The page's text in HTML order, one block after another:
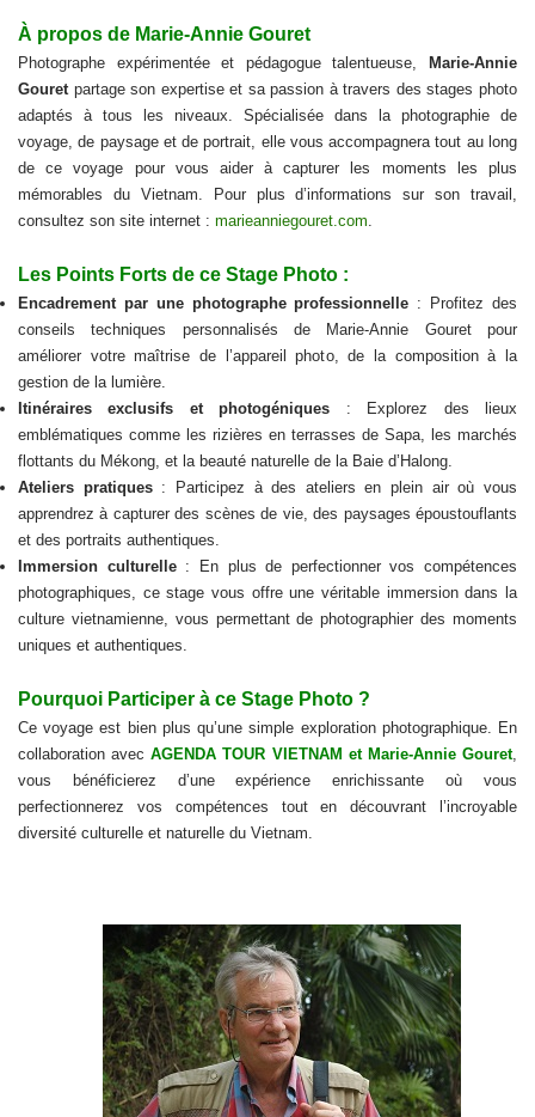
À propos de Marie-Annie Gouret
Photographe expérimentée et pédagogue talentueuse, Marie-Annie
Gouret partage son expertise et sa passion à travers des stages photo
adaptés à tous les niveaux. Spécialisée dans la photographie de
voyage, de paysage et de portrait, elle vous accompagnera tout au long
de ce voyage pour vous aider à capturer les moments les plus
mémorables du Vietnam. Pour plus d’informations sur son travail,
consultez son site internet : marieanniegouret.com
Les Points Forts de ce Stage Photo :
Encadrement par une photographe professionnelle : Profitez des
conseils techniques personnalisés de Marie-Annie Gouret pour
améliorer votre maîtrise de l’appareil photo, de la composition à la
gestion de la lumière.
Itinéraires exclusifs et photogéniques : Explorez des lieux
emblématiques comme les rizières en terrasses de Sapa, les marchés
flottants du Mékong, et la beauté naturelle de la Baie d’Halong.
Ateliers pratiques: Participez à des ateliers en plein air où vous
apprendrez à capturer des scènes de vie, des paysages époustouflants
et des portraits authentiques.
Immersion culturelle: En plus de perfectionner vos compétences
photographiques, ce stage vous offre une véritable immersion dans la
culture vietnamienne, vous permettant de photographier des moments
uniques et authentiques.
Pourquoi Participer à ce Stage Photo ?
Ce voyage est bien plus qu’une simple exploration photographique. En
collaboration avecAGENDA TOUR VIETNAM et Marie-Annie Gouret,
vous bénéficierez d’une expérience enrichissante où vous
perfectionnerez vos compétences tout en découvrant l’incroyable
diversité culturelle et naturelle du Vietnam.